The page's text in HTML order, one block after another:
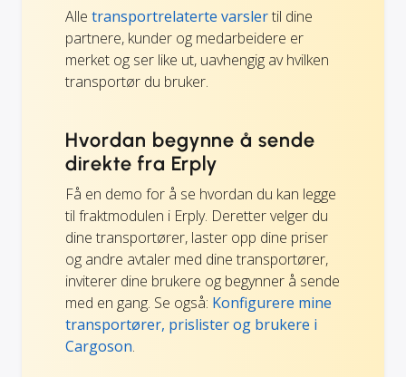
Alle transportrelaterte varslertil dine
partnere, kunder og medarbeidere er
merket og ser like ut, uavhengig av hvilken
transportør du bruker.
Hvordan begynne å sende
direkte fra Erply
Få en demo for å se hvordan du kan legge
til fraktmodulen i Erply. Deretter velger du
dine transportører, laster opp dine priser
og andre avtaler med dine transportører,
inviterer dine brukere og begynner å sende
med en gang. Se også: Konfigurere mine
transportører, prislister og brukere i
Cargoson.